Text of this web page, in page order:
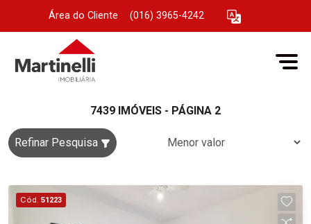
Área do Cliente (016) 3965-4242
7439 IMÓVEIS - PÁGINA 2
Refinar Pesquisa
Cód. 51223